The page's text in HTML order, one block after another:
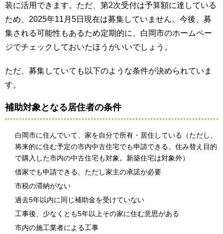
装に活用できます。ただ、第2次受付は予算額に達している
ため、2025年11月5日現在は募集していません。今後、募
集される可能性もあるため定期的に、白岡市のホームペー
ジでチェックしておいたほうがいいでしょう。
ただ、募集していても以下のような条件が決められていま
す。
補助対象となる居住者の条件
白岡市に住んでいて、家を自分で所有・居住している（ただし、
将来的に住む予定の市内中古住宅でも申請できる。住み替え目的
で購入した市内の中古住宅も対象。新築住宅は対象外）
借家でも申請できる。ただし家主の承諾が必要
市税の滞納がない
過去5年以内に同じ補助金を受けていない
工事後、少なくとも5年以上その家に住む意思がある
市内の施工業者による工事